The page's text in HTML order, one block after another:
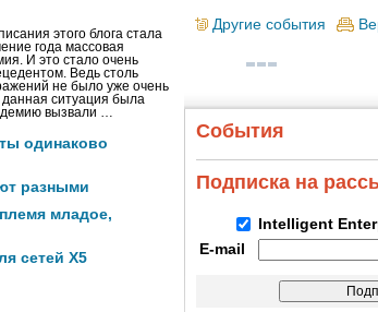
этого блога стала
года массовая
И это стало очень
Ведь столь
не было уже очень
ситуация была
вызвали …
одинаково
разными
младое,
сетей X5
Другие события
События
Подписка на
Intelligent
E-mail